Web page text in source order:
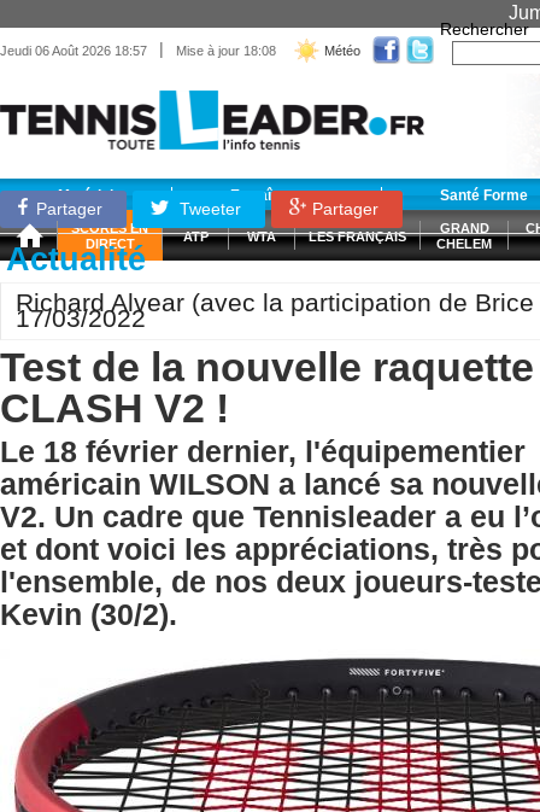
Jeudi 06 Août 2026 18:57 | Mise à jour 18:08 Météo
Rechercher
Matériel Entraînement Santé Forme
SCORES EN
DIRECT
ATP WTA LES FRANÇAIS
GRAND
CHELEM
Partager Tweeter Partager
Actualité
Richard Alvear (avec la participation de
17/03/2022
Test de la nouvelle
CLASH V2 !
Le 18 février dernier, l'équipementier
américain WILSON a lancé sa
V2. Un cadre que Tennisleader a eu
et dont voici les appréciations, très
l'ensemble, de nos deux joueurs-
Kevin (30/2).